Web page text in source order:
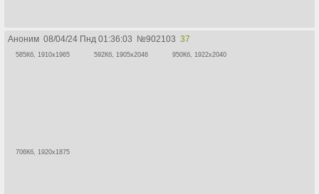
Аноним 08/04/24 Пнд 01:36:03 №902103 37
585Кб, 1910x1965 592Кб, 1905x2046 950Кб, 1922x2040
706Кб, 1920x1875